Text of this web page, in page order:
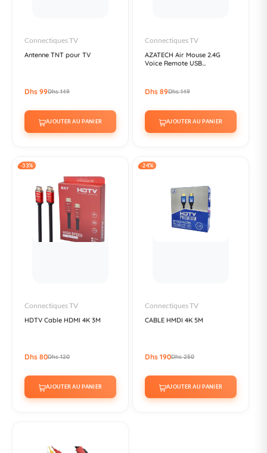
Connectiques TV
Antenne TNT pour TV
Dhs 99Dhs 149
AJOUTER AU PANIER
Connectiques TV
AZATECH Air Mouse 2.4G
Voice Remote USB...
Dhs 89Dhs 149
AJOUTER AU PANIER
-33%
Connectiques TV
HDTV Cable HDMI 4K 3M
Dhs 80Dhs 120
AJOUTER AU PANIER
-24%
Connectiques TV
CABLE HMDI 4K 5M
Dhs 190Dhs 250
AJOUTER AU PANIER